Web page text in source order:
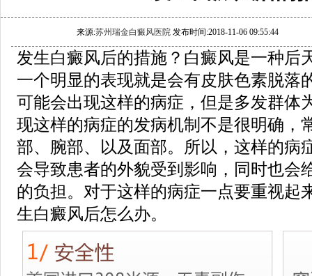
来源:苏州瑞金白癜风医院 发布时间:2018-11-06 09:55:44
发生白癜风后的措施？白癜风是一种后
一个明显的表现就是会有皮肤色素脱落
可能会出现这样的病症，但是多发群体
现这样的病症的发病机制不是很明确，
部、腕部、以及面部。所以，这样的病
会导致患者的外貌受到影响，同时也会
的负担。对于这样的病症一点要重视起
生白癜风后怎么办。